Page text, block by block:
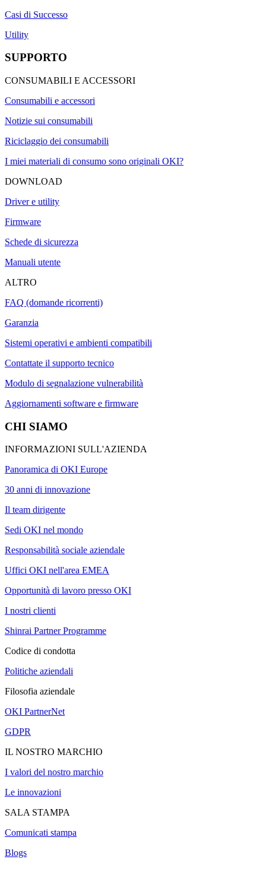
Casi di Successo
Utility
SUPPORTO
CONSUMABILI E ACCESSORI
Consumabili e accessori
Notizie sui consumabili
Riciclaggio dei consumabili
I miei materiali di consumo sono originali OKI?
DOWNLOAD
Driver e utility
Firmware
Schede di sicurezza
Manuali utente
ALTRO
FAQ (domande ricorrenti)
Garanzia
Sistemi operativi e ambienti compatibili
Contattate il supporto tecnico
Modulo di segnalazione vulnerabilità
Aggiornamenti software e firmware
CHI SIAMO
INFORMAZIONI SULL'AZIENDA
Panoramica di OKI Europe
30 anni di innovazione
Il team dirigente
Sedi OKI nel mondo
Responsabilità sociale aziendale
Uffici OKI nell'area EMEA
Opportunità di lavoro presso OKI
I nostri clienti
Shinrai Partner Programme
Codice di condotta
Politiche aziendali
Filosofia aziendale
OKI PartnerNet
GDPR
IL NOSTRO MARCHIO
I valori del nostro marchio
Le innovazioni
SALA STAMPA
Comunicati stampa
Blogs